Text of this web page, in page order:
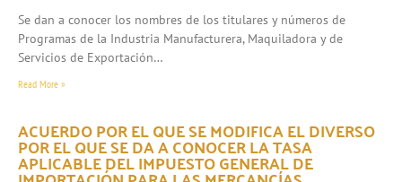
Se dan a conocer los nombres de los titulares y números de
Programas de la Industria Manufacturera, Maquiladora y de
Servicios de Exportación…
Read More »
ACUERDO POR EL QUE SE MODIFICA EL DIVERSO
POR EL QUE SE DA A CONOCER LA TASA
APLICABLE DEL IMPUESTO GENERAL DE